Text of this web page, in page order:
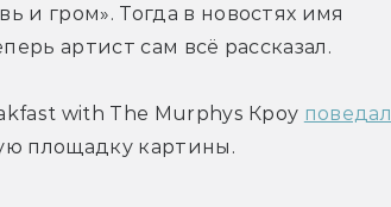
и гром». Тогда в новостях имя
артист сам всё рассказал.
with The Murphys Кроу поведал
площадку картины.